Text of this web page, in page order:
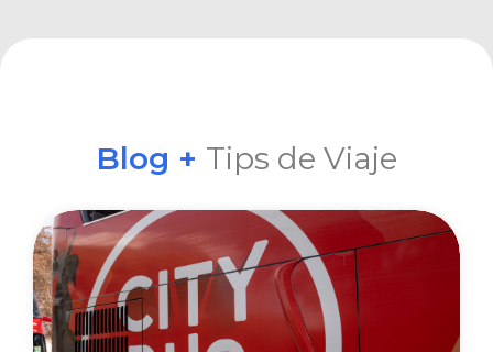
Blog + Tips de Viaje